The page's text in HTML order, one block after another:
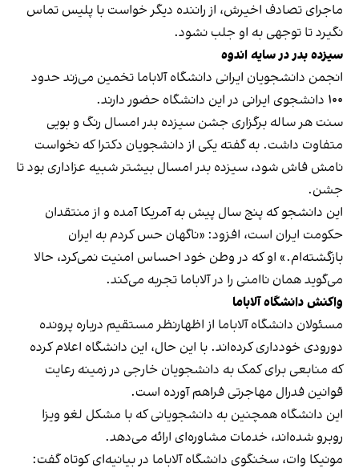
ماجرای تصادف اخیرش، از راننده دیگر خواست با پلیس تماس
نگیرد تا توجهی به او جلب نشود.
سیزده بدر در سایه اندوه
انجمن دانشجویان ایرانی دانشگاه آلاباما تخمین می‌زند حدود
۱۰۰ دانشجوی ایرانی در این دانشگاه حضور دارند.
سنت هر ساله برگزاری جشن سیزده بدر امسال رنگ و بویی
متفاوت داشت. به گفته یکی از دانشجویان دکترا که نخواست
نامش فاش شود، سیزده بدر امسال بیشتر شبیه عزاداری بود تا
جشن.
این دانشجو که پنج سال پیش به آمریکا آمده و از منتقدان
حکومت ایران است، افزود: «ناگهان حس کردم به ایران
بازگشته‌ام.» او که در وطن خود احساس امنیت نمی‌کرد، حالا
می‌گوید همان ناامنی را در آلاباما تجربه می‌کند.
واکنش دانشگاه آلاباما
مسئولان دانشگاه آلاباما از اظهارنظر مستقیم درباره پرونده
دورودی خودداری کرده‌اند. با این حال، این دانشگاه اعلام کرده
که منابعی برای کمک به دانشجویان خارجی در زمینه رعایت
قوانین فدرال مهاجرتی فراهم آورده‌ است.
این دانشگاه همچنین به دانشجویانی که با مشکل لغو ویزا
روبرو شده‌اند، خدمات مشاوره‌ای ارائه می‌دهد.
مونیکا وات، سخنگوی دانشگاه آلاباما در بیانیه‌ای کوتاه گفت: